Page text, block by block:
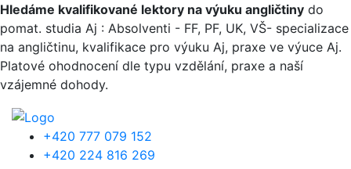
Přejít k hlavnímu obsahu
Hledáme kvalifikované lektory na výuku angličtiny do
pomat. studia Aj : Absolventi - FF, PF, UK, VŠ- specializace
na angličtinu, kvalifikace pro výuku Aj, praxe ve výuce Aj.
Platové ohodnocení dle typu vzdělání, praxe a naší
vzájemné dohody.
+420 777 079 152
+420 224 816 269